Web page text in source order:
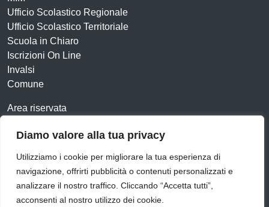
Diamo valore alla tua privacy
Utilizziamo i cookie per migliorare la tua esperienza di
navigazione, offrirti pubblicità o contenuti personalizzati e
analizzare il nostro traffico. Cliccando “Accetta tutti”,
acconsenti al nostro utilizzo dei cookie.
Ufficio Scolastico Regionale
Ufficio Scolastico Territoriale
Scuola in Chiaro
Iscrizioni On Line
Invalsi
Comune
Area riservata
Amministrazione TrasparenteAlbo online
Dichiarazione di accessibilitàObiettivi di accessibilità
FeedbackNote legaliPrivacy PolicyCookie